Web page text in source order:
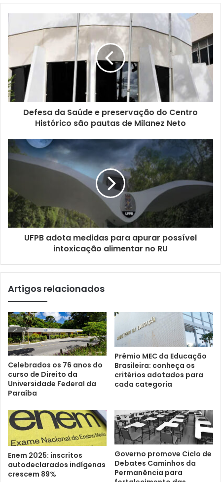
Defesa da Saúde e preservação do Centro
Histórico são pautas de Milanez Neto
UFPB adota medidas para apurar possível
intoxicação alimentar no RU
Artigos relacionados
Celebrados os 76 anos do
curso de Direito da
Universidade Federal da
Paraíba
Prêmio MEC da Educação
Brasileira: conheça os
critérios adotados para
cada categoria
Enem 2025: inscritos
autodeclarados indígenas
crescem 89%
Governo promove Ciclo de
Debates Caminhos da
Permanência para